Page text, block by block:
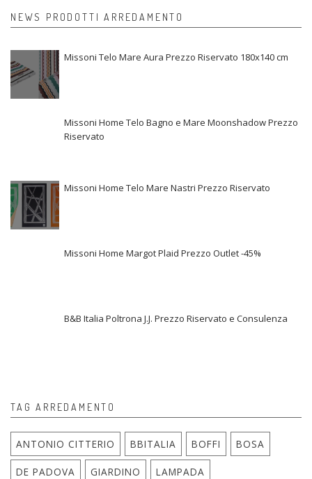
NEWS PRODOTTI ARREDAMENTO
Missoni Telo Mare Aura Prezzo Riservato 180x140 cm
Missoni Home Telo Bagno e Mare Moonshadow Prezzo
Riservato
Missoni Home Telo Mare Nastri Prezzo Riservato
Missoni Home Margot Plaid Prezzo Outlet -45%
B&B Italia Poltrona J.J. Prezzo Riservato e Consulenza
TAG ARREDAMENTO
ANTONIO CITTERIO BBITALIA BOFFI BOSA
DE PADOVA GIARDINO LAMPADA